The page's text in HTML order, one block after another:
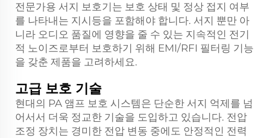
전문가용 서지 보호기는 보호 상태 및 정상 접지 여부
를 나타내는 지시등을 포함해야 합니다. 서지 뿐만 아
니라 오디오 품질에 영향을 줄 수 있는 지속적인 전기
적 노이즈로부터 보호하기 위해 EMI/RFI 필터링 기능
을 갖춘 제품을 고려하세요.
고급 보호 기술
현대의 PA 앰프 보호 시스템은 단순한 서지 억제를 넘
어서서 더욱 정교한 기술을 도입하고 있습니다. 전압
조정 장치는 경미한 전압 변동 중에도 안정적인 전력